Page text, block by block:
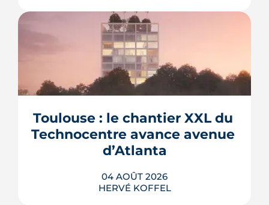
La troisième et dernière phase de
l'écoquartier Andromède doit livrer
près de 1 700 logements à partir de
protégé, la cisticole des joncs, contraint
fortement le plan d'aménagement et
repousse un calendrier déjà tendu.
LIRE L'ARTICLE
Toulouse : le chantier XXL du
Technocentre avance avenue
d’Atlanta
04 AOÛT 2026
HERVÉ KOFFEL